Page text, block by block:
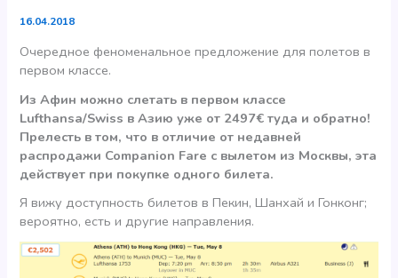
16.04.2018
Очередное феноменальное предложение для полетов в
первом классе.
Из Афин можно слетать в первом классе
Lufthansa/Swiss в Азию уже от 2497€ туда и обратно!
Прелесть в том, что в отличие от недавней
распродажи Companion Fare с вылетом из Москвы, эта
действует при покупке одного билета.
Я вижу доступность билетов в Пекин, Шанхай и Гонконг;
вероятно, есть и другие направления.